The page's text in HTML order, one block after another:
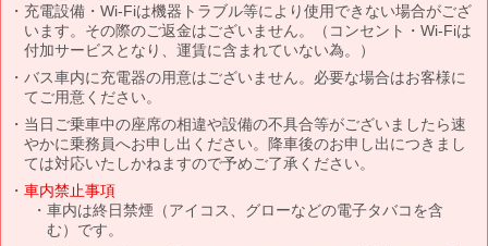
充電設備・Wi-Fiは機器トラブル等により使用できない場合がござ
います。その際のご返金はございません。（コンセント・Wi-Fiは
付加サービスとなり、運賃に含まれていない為。）
バス車内に充電器の用意はございません。必要な場合はお客様に
てご用意ください。
当日ご乗車中の座席の相違や設備の不具合等がございましたら速
やかに乗務員へお申し出ください。降車後のお申し出につきまし
ては対応いたしかねますので予めご了承ください。
車内禁止事項
車内は終日禁煙（アイコス、グローなどの電子タバコを含
む）です。